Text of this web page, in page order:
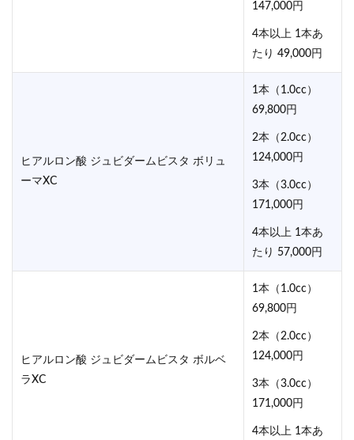
147,000円
4本以上 1本あ
たり 49,000円
ヒアルロン酸 ジュビダームビスタ ボリュ
ーマXC
1本（1.0cc）
69,800円
2本（2.0cc）
124,000円
3本（3.0cc）
171,000円
4本以上 1本あ
たり 57,000円
ヒアルロン酸 ジュビダームビスタ ボルベ
ラXC
1本（1.0cc）
69,800円
2本（2.0cc）
124,000円
3本（3.0cc）
171,000円
4本以上 1本あ